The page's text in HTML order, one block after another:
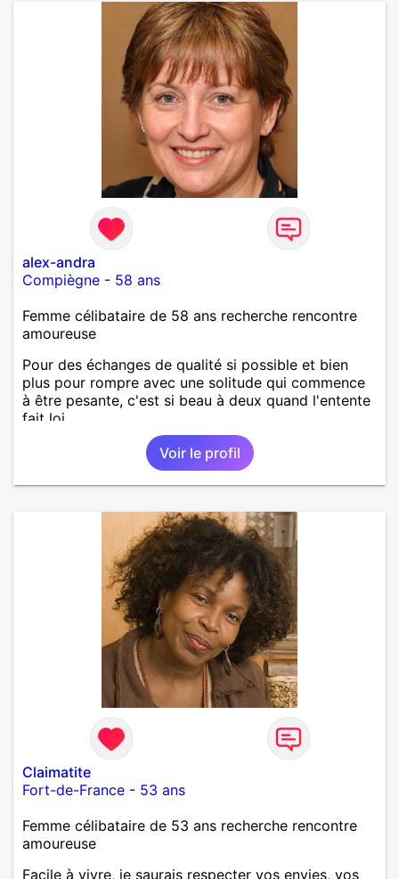
alex-andra
Compiègne - 58 ans
Femme célibataire de 58 ans recherche rencontre
amoureuse
Pour des échanges de qualité si possible et bien
plus pour rompre avec une solitude qui commence
à être pesante, c'est si beau à deux quand l'entente
fait loi.
Voir le profil
Claimatite
Fort-de-France - 53 ans
Femme célibataire de 53 ans recherche rencontre
amoureuse
Facile à vivre, je saurais respecter vos envies, vos